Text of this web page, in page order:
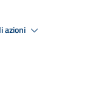
azioni